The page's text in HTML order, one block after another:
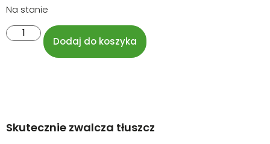
Na stanie
Dodaj do koszyka
Skutecznie zwalcza tłuszcz​